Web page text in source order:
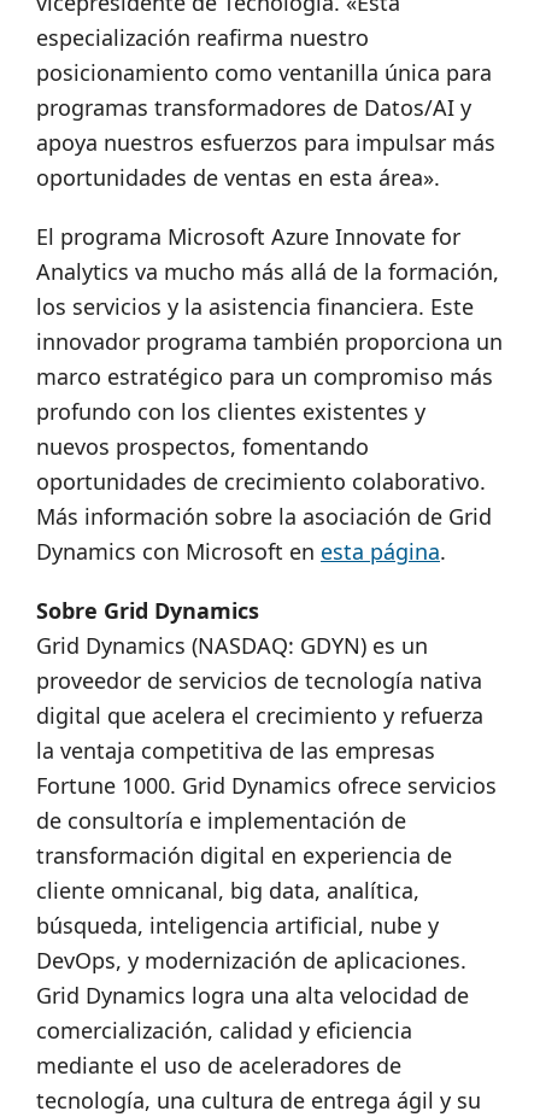
especialización reafirma nuestro
posicionamiento como ventanilla única para
programas transformadores de Datos/AI y
apoya nuestros esfuerzos para impulsar más
oportunidades de ventas en esta área».
El programa Microsoft Azure Innovate for
Analytics va mucho más allá de la formación,
los servicios y la asistencia financiera. Este
innovador programa también proporciona un
marco estratégico para un compromiso más
profundo con los clientes existentes y
nuevos prospectos, fomentando
oportunidades de crecimiento colaborativo.
Más información sobre la asociación de Grid
Dynamics con Microsoft en esta página.
Sobre Grid Dynamics
Grid Dynamics (NASDAQ: GDYN) es un
proveedor de servicios de tecnología nativa
digital que acelera el crecimiento y refuerza
la ventaja competitiva de las empresas
Fortune 1000. Grid Dynamics ofrece servicios
de consultoría e implementación de
transformación digital en experiencia de
cliente omnicanal, big data, analítica,
búsqueda, inteligencia artificial, nube y
DevOps, y modernización de aplicaciones.
Grid Dynamics logra una alta velocidad de
comercialización, calidad y eficiencia
mediante el uso de aceleradores de
tecnología, una cultura de entrega ágil y su